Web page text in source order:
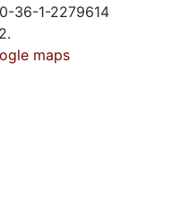
36-1-2279614
maps